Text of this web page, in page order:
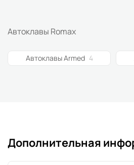
Автоклавы Romax
Автоклавы Armed 4
Дополнительная